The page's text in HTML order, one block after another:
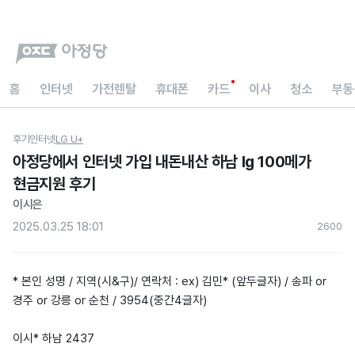
홈 인터넷 가전렌탈 휴대폰 카드 이사 청소 부
후기 인터넷LG U+
아정당에서 인터넷 가입 내돈내산 하남 lg 100메가
현금지원 후기
이시은
2025.03.25 18:01
2600
* 본인 성명 / 지역(시&구)/ 연락처 : ex) 김민* (앞두글자) / 송파 or
경주 or 강릉 or 순천 / 3954(중간4글자)
이시* 하남 2437